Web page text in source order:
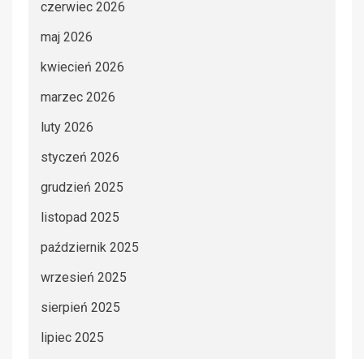
czerwiec 2026
maj 2026
kwiecień 2026
marzec 2026
luty 2026
styczeń 2026
grudzień 2025
listopad 2025
październik 2025
wrzesień 2025
sierpień 2025
lipiec 2025